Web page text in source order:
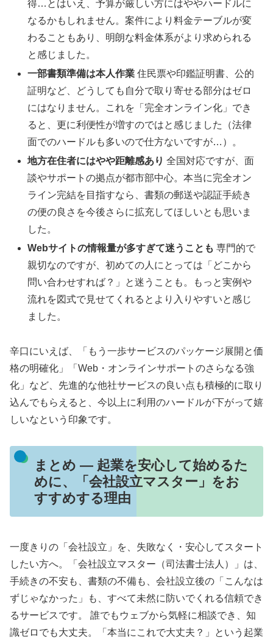
得…とはいえ、予算が厳しい方にはややハードルに
なるかもしれません。案件により料金テーブルが変
わることもあり、明朗な料金体系がより求められる
と感じました。
一部書類準備は本人作業 住民票や印鑑証明書、公的
証明など、どうしても自分で取り寄せる部分はゼロ
にはなりません。これを「完全オンライン化」でき
ると、更に利便性が増すのではと感じました（法律
面でのハードルも多いので仕方ないですが…）。
地方在住者にはやや距離感あり 全国対応ですが、面
談やサポートの拠点が都市部中心。本当に完全オン
ライン完結を目指すなら、書類の郵送や認証手続き
の便の良さを今後さらに拡充してほしいとも思いま
した。
Webサイトの情報量が多すぎて迷うことも 専門的で
親切なのですが、初めての人にとっては「どこから
問い合わせすれば？」と迷うことも。もっと実例や
流れを図式で見せてくれるとより入りやすいと感じ
ました。
辛口にいえば、「もう一歩サービスのパッケージ展開と価
格の明確化」「Web・オンラインサポートのさらなる強
化」など、先進的な他社サービスの良い点も積極的に取り
込んでもらえると、今以上に利用のハードルが下がって嬉
しいなという印象です。
まとめ ― 起業を安心して始めるた
めに、「会社設立マスター」をお
すすめする理由
一度きりの「会社設立」を、失敗なく・安心してスタート
したい方へ。「会社設立マスター（司法書士法人）」は、
手続きの不安も、書類の不備も、会社設立後の「こんなは
ずじゃなかった」も、すべて未然に防いでくれる信頼でき
るサービスです。 誰でもウェブから気軽に相談でき、知
識ゼロでも大丈夫。「本当にこれで大丈夫？」という起業